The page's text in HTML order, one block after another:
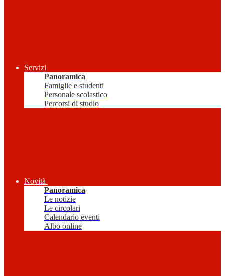
Servizi
Panoramica
Famiglie e studenti
Personale scolastico
Percorsi di studio
Novità
Panoramica
Le notizie
Le circolari
Calendario eventi
Albo online